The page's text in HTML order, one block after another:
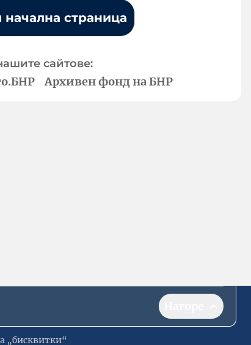
начална страница
сайтове:
Архивен фонд на БНР
„бисквитки“